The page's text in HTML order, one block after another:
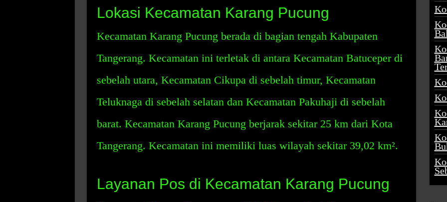
Lokasi Kecamatan Karang Pucung
Kecamatan Karang Pucung berada di bagian tengah Kabupaten
Tangerang. Kecamatan ini terletak di antara Kecamatan Batuceper di
sebelah utara, Kecamatan Cikupa di sebelah timur, Kecamatan
Teluknaga di sebelah selatan dan Kecamatan Pakuhaji di sebelah
barat. Kecamatan Karang Pucung berjarak sekitar 25 km dari Kota
Tangerang. Kecamatan ini memiliki luas wilayah sekitar 39,02 km².
Layanan Pos di Kecamatan Karang Pucung